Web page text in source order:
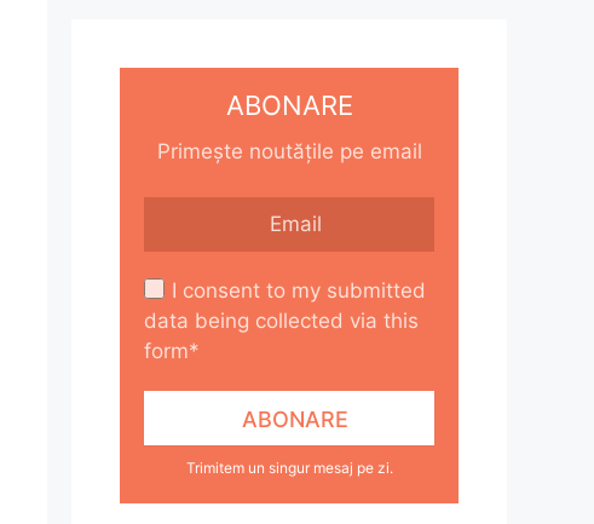
ABONARE
Primește noutățile pe email
I consent to my submitted
data being collected via this
form*
Trimitem un singur mesaj pe zi.